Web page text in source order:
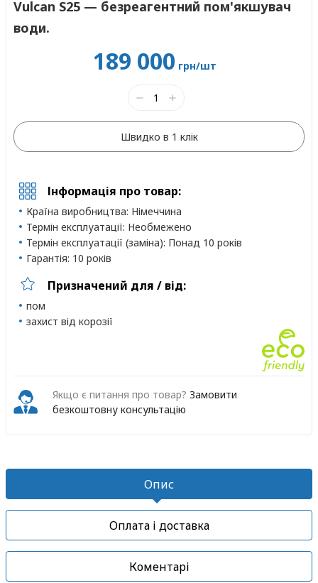
Vulcan S25 — безреагентний пом'якшувач
води.
189 000 грн/шт
Швидко в 1 клік
Інформація про товар:
Країна виробництва: Німеччина
Термін експлуатації: Необмежено
Термін експлуатації (заміна): Понад 10 років
Гарантія: 10 років
Призначений для / від:
пом
захист від корозії
Якщо є питання про товар? Замовити
безкоштовну консультацію
Опис
Оплата і доставка
Коментарі